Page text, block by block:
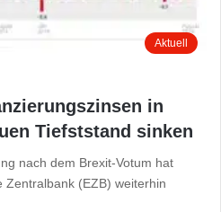
Aktuell
in
Tiefststand sinken
nach dem Brexit-Votum hat
(EZB) weiterhin